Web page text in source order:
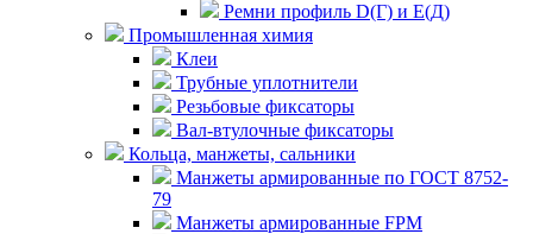
Ремни профиль D(Г) и E(Д)
Промышленная химия
Клеи
Трубные уплотнители
Резьбовые фиксаторы
Вал-втулочные фиксаторы
Кольца, манжеты, сальники
Манжеты армированные по ГОСТ 8752-
79
Манжеты армированные FPM